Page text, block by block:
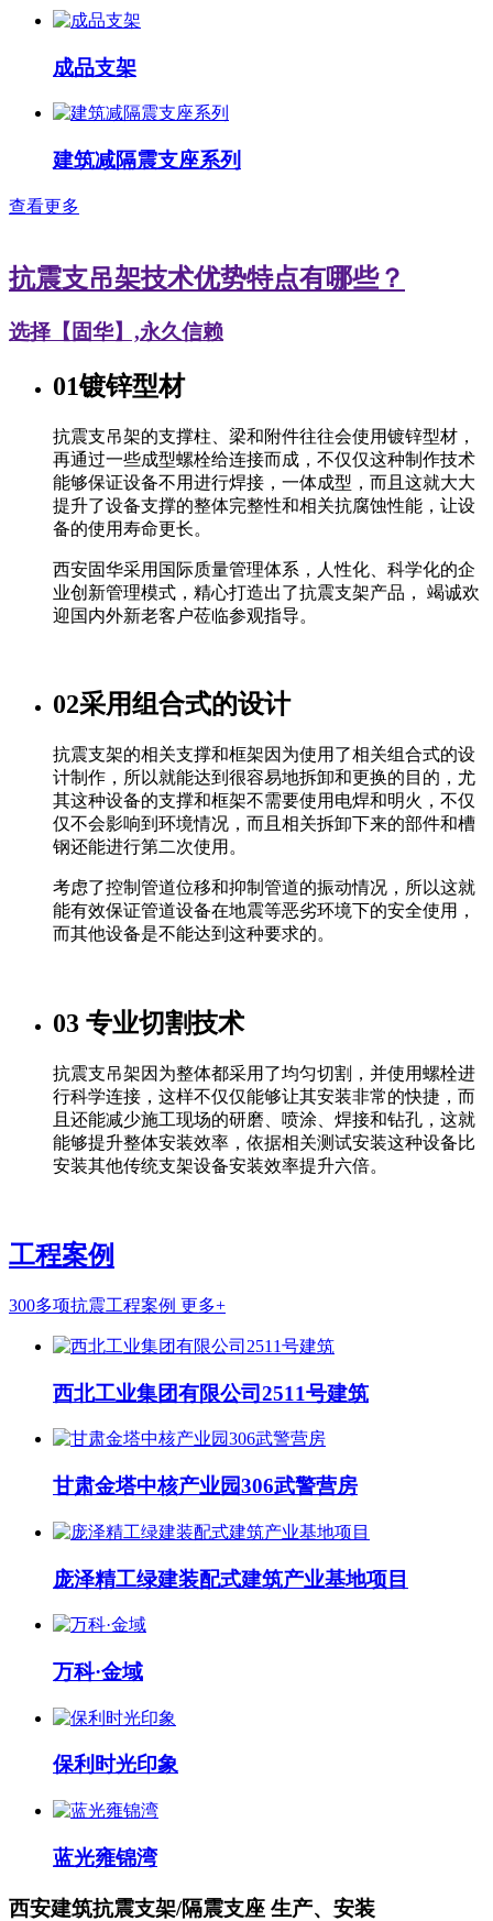
成品支架
建筑减隔震支座系列
查看更多
抗震支吊架技术优势特点有哪些？
选择【固华】,永久信赖
01镀锌型材
抗震支吊架的支撑柱、梁和附件往往会使用镀锌型材，
再通过一些成型螺栓给连接而成，不仅仅这种制作技术
能够保证设备不用进行焊接，一体成型，而且这就大大
提升了设备支撑的整体完整性和相关抗腐蚀性能，让设
备的使用寿命更长。
西安固华采用国际质量管理体系，人性化、科学化的企
业创新管理模式，精心打造出了抗震支架产品， 竭诚欢
迎国内外新老客户莅临参观指导。
02采用组合式的设计
抗震支架的相关支撑和框架因为使用了相关组合式的设
计制作，所以就能达到很容易地拆卸和更换的目的，尤
其这种设备的支撑和框架不需要使用电焊和明火，不仅
仅不会影响到环境情况，而且相关拆卸下来的部件和槽
钢还能进行第二次使用。
考虑了控制管道位移和抑制管道的振动情况，所以这就
能有效保证管道设备在地震等恶劣环境下的安全使用，
而其他设备是不能达到这种要求的。
03 专业切割技术
抗震支吊架因为整体都采用了均匀切割，并使用螺栓进
行科学连接，这样不仅仅能够让其安装非常的快捷，而
且还能减少施工现场的研磨、喷涂、焊接和钻孔，这就
能够提升整体安装效率，依据相关测试安装这种设备比
安装其他传统支架设备安装效率提升六倍。
工程案例
300多项抗震工程案例 更多+
西北工业集团有限公司2511号建筑
甘肃金塔中核产业园306武警营房
庞泽精工绿建装配式建筑产业基地项目
万科·金域
保利时光印象
蓝光雍锦湾
西安建筑抗震支架/隔震支座 生产、安装